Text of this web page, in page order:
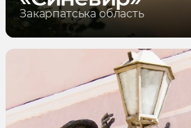
Закарпатська область